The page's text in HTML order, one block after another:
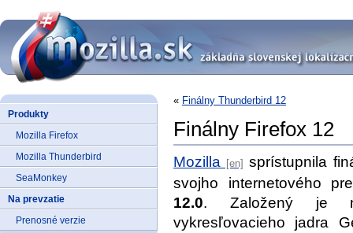
Produkty
Mozilla Firefox
Mozilla Thunderbird
SeaMonkey
Na prevzatie
Prenosné verzie
« Finálny Thunderbird 12
Finálny Firefox 12
Mozilla
sprístupnila
svojho internetového
12.0. Založený je
vykresľovacieho jadra